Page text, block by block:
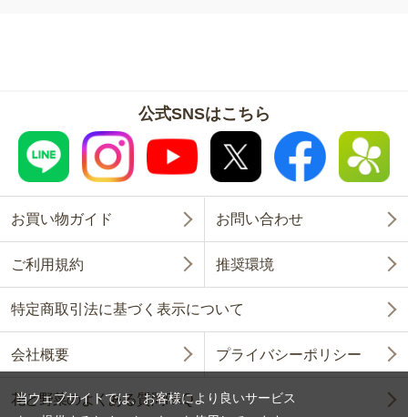
公式SNSはこちら
お買い物ガイド お問い合わせ
ご利用規約 推奨環境
特定商取引法に基づく表示について
会社概要 プライバシーポリシー
花と野菜のよくある質問FAQ
当ウェブサイトでは、お客様により良いサービス